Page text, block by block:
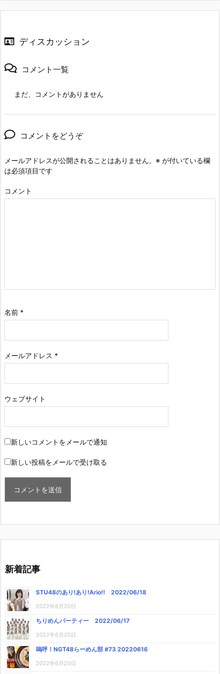
ディスカッション
コメント一覧
まだ、コメントがありません
コメントをどうぞ
メールアドレスが公開されることはありません。 ※ が付いている欄
は必須項目です
コメント
名前 *
メールアドレス *
ウェブサイト
新しいコメントをメールで通知
新しい投稿をメールで受け取る
新着記事
STU48のあり!あり!Ario!! 2022/06/18
2022年6月20日
ちりめんパーティー 2022/06/17
2022年6月20日
嗚呼！NGT48らーめん部 #73 20220616
2022年6月20日